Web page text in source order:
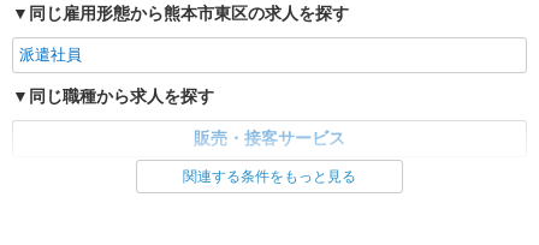
同じ雇用形態から熊本市東区の求人を探す
派遣社員
同じ職種から求人を探す
販売・接客サービス
関連する条件をもっと見る